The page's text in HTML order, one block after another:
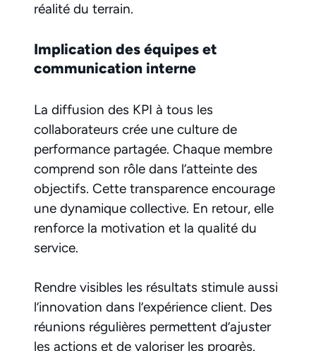
réalité du terrain.
Implication des équipes et
communication interne
La diffusion des KPI à tous les
collaborateurs crée une culture de
performance partagée. Chaque membre
comprend son rôle dans l’atteinte des
objectifs. Cette transparence encourage
une dynamique collective. En retour, elle
renforce la motivation et la qualité du
service.
Rendre visibles les résultats stimule aussi
l’innovation dans l’expérience client. Des
réunions régulières permettent d’ajuster
les actions et de valoriser les progrès.